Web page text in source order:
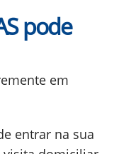
pode
em
entrar na sua